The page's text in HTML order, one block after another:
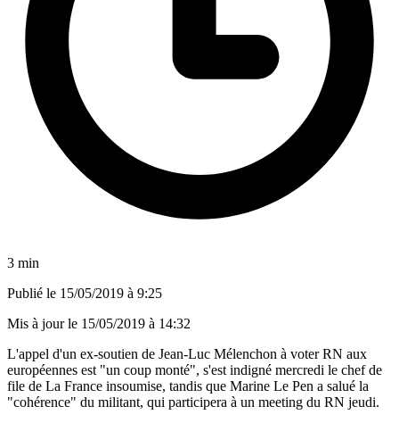
3 min
Publié le 15/05/2019 à 9:25
Mis à jour le 15/05/2019 à 14:32
L'appel d'un ex-soutien de Jean-Luc Mélenchon à voter RN aux
européennes est "un coup monté", s'est indigné mercredi le chef de
file de La France insoumise, tandis que Marine Le Pen a salué la
"cohérence" du militant, qui participera à un meeting du RN jeudi.